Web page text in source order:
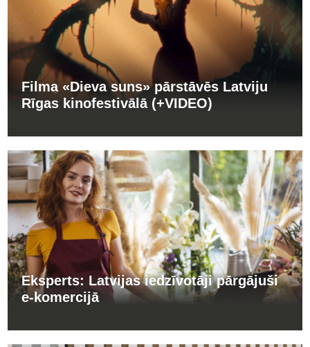
Filma «Dieva suns» pārstāvēs Latviju
Rīgas kinofestivālā (+VIDEO)
Eksperts: Latvijas iedzīvotāji pārgājuši
e-komercijā